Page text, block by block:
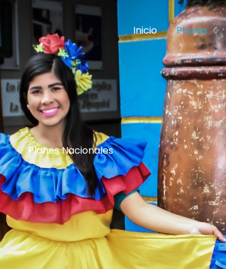
Inicio Planes
Planes Nacionales